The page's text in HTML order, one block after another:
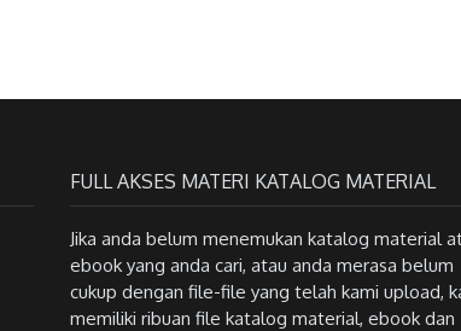
FULL AKSES MATERI KATALOG MATERIAL
Jika anda belum menemukan katalog material
ebook yang anda cari, atau anda merasa belum
cukup dengan file-file yang telah kami upload,
memiliki ribuan file katalog material, ebook dan